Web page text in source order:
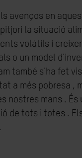
avenços en
la situació
volàtils i
o un model
també s'ha fet
a més pobresa ,
nostres mans . És
de tots i totes .